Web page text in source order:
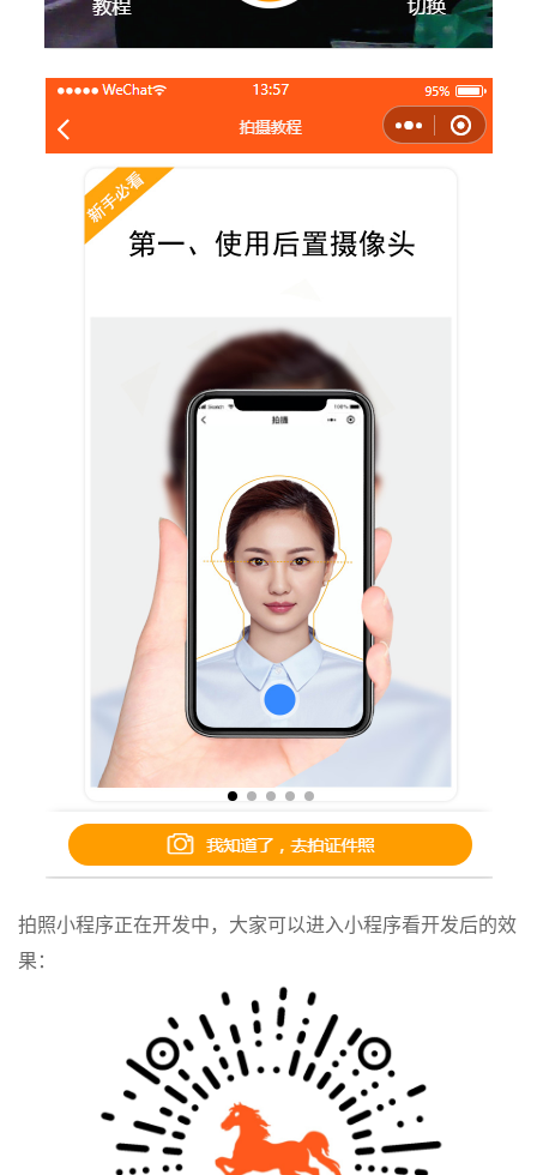
拍照小程序正在开发中，大家可以进入小程序看开发后的效
果：